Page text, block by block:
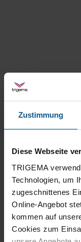
Zustimmung
Diese Webseite
TRIGEMA
Technologien, um
zugeschnittenes
Online-Angebot
kommen auf
Cookies zum
Shorts 100%